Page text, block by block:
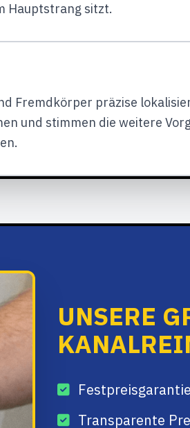
Hauptstrang sitzt.
Fremdkörper präzise
und stimmen die weitere
UNSERE
Transparente